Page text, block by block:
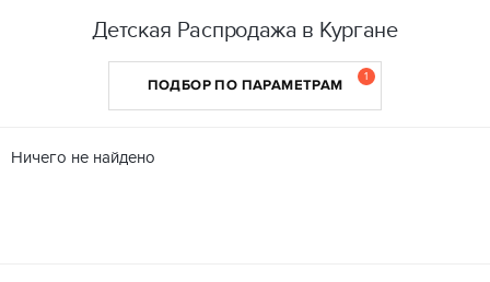
Детская Распродажа в Кургане
ПОДБОР ПО ПАРАМЕТРАМ 1
Ничего не найдено